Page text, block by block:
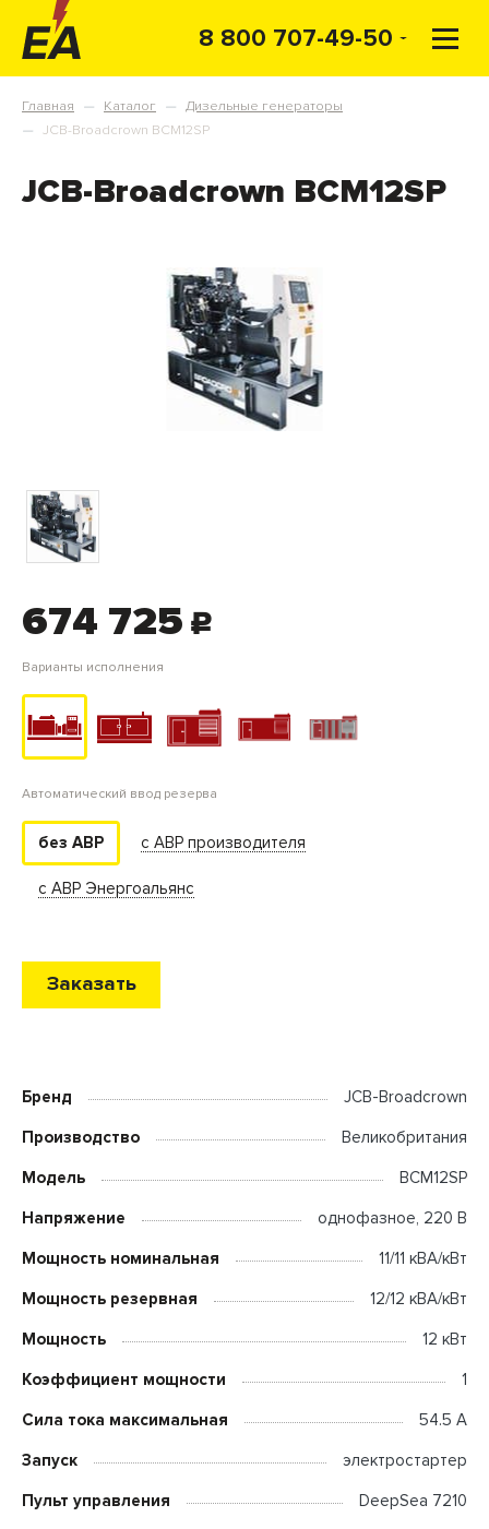
8 800 707-49-50
Главная — Каталог — Дизельные генераторы
— JCB-Broadcrown BCM12SP
JCB-Broadcrown BCM12SP
674 725 c
Варианты исполнения
Автоматический ввод резерва
без АВР с АВР производителя
с АВР Энергоальянс
Заказать
Бренд JCB-Broadcrown
Производство Великобритания
Модель BCM12SP
Напряжение однофазное, 220 В
Мощность номинальная 11/11 кВА/кВт
Мощность резервная 12/12 кВА/кВт
Мощность 12 кВт
Коэффициент мощности 1
Сила тока максимальная 54.5 А
Запуск электростартер
Пульт управления DeepSea 7210